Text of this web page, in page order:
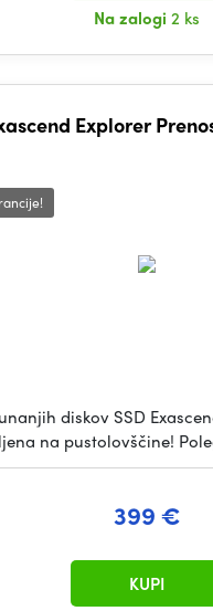
Na zalogi 2 ks
Explorer
diskov SSD
na pustolovščine!
399 €
KUPI